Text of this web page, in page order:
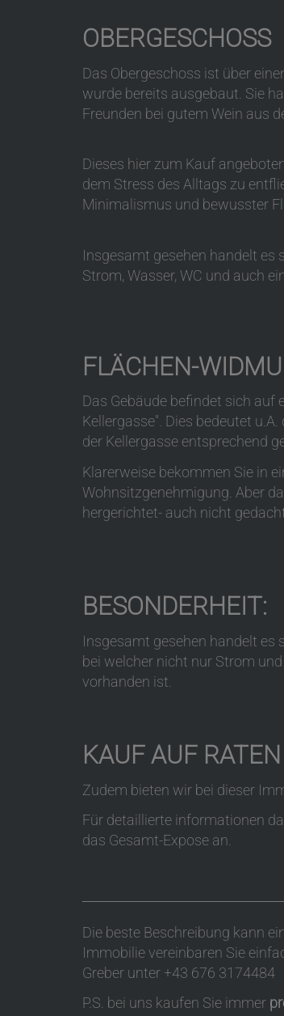
OBERGESCHOSS
Das Obergeschoss ist über
wurde bereits ausgebaut. Sie
Freunden bei gutem Wein aus
Dieses hier zum Kauf
dem Stress des Alltags zu
Minimalismus und bewusster
Insgesamt gesehen handelt es
Strom, Wasser, WC und auch
FLÄCHEN-
Das Gebäude befindet sich auf
Kellergasse". Dies bedeutet
der Kellergasse entsprechend
Klarerweise bekommen Sie in
Wohnsitzgenehmigung. Aber
hergerichtet- auch nicht
BESONDERHEIT:
Insgesamt gesehen handelt es
bei welcher nicht nur Strom
vorhanden ist.
KAUF AUF
Zudem bieten wir bei dieser
Für detaillierte informationen
das Gesamt-Expose an.
Die beste Beschreibung kann
Immobilie vereinbaren Sie
Greber unter +43 676 3174484
P.S. bei uns kaufen Sie immer